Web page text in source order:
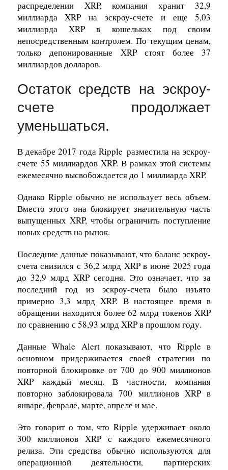
распределении XRP, компания хранит 32,9
миллиарда XRP на эскроу-счете и еще 5,03
миллиарда XRP в кошельках под своим
непосредственным контролем. По текущим ценам,
только депонированные XRP стоят более 37
миллиардов долларов.
Остаток средств на эскроу-
счете продолжает
уменьшаться.
В декабре 2017 годаRipple разместила на эскроу-
счете 55 миллиардов XRP. В рамках этой системы
ежемесячно высвобождается до 1 миллиарда XRP.
Однако Ripple обычно не использует весь объем.
Вместо этого она блокирует значительную часть
выпущенных XRP, чтобы ограничить поступление
новых средств на рынок.
Последние данные показывают, что баланс эскроу-
счета снизился с 36,2 млрд XRP в июне 2025 года
до 32,9 млрд XRP сегодня. Это означает, что за
последний год из эскроу-счета было изъято
примерно 3,3 млрд XRP. В настоящее время в
обращении находится более 62 млрд токенов XRP
по сравнению с 58,93 млрд XRP в прошлом году.
Данные Whale Alert показывают, что Ripple в
основном придерживается своей стратегии по
повторной блокировке от 700 до 900 миллионов
XRP каждый месяц. В частности, компания
повторно заблокировала 700 миллионов XRP в
январе, феврале, марте, апреле и мае.
Это говорит о том, что Ripple удерживает около
300 миллионов XRP с каждого ежемесячного
релиза. Эти средства обычно используются для
операционной деятельности, партнерских